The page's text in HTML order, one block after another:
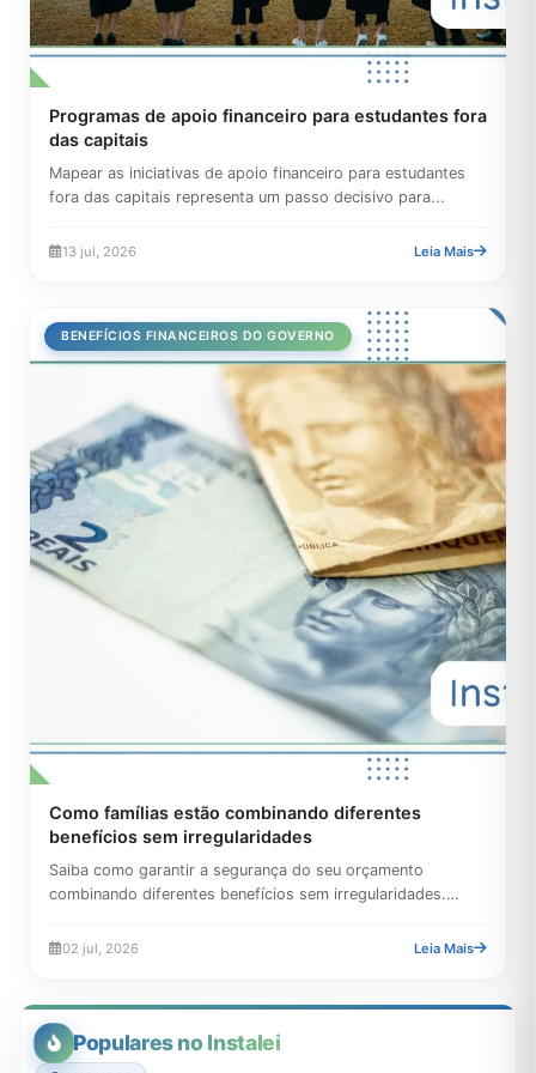
Programas de apoio financeiro para estudantes fora
das capitais
Mapear as iniciativas de apoio financeiro para estudantes
fora das capitais representa um passo decisivo para...
13 jul, 2026 Leia Mais
BENEFÍCIOS FINANCEIROS DO GOVERNO
Como famílias estão combinando diferentes
benefícios sem irregularidades
Saiba como garantir a segurança do seu orçamento
combinando diferentes benefícios sem irregularidades.
02 jul, 2026 Leia Mais
Populares no Instalei